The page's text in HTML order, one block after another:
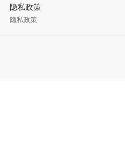
隐私政策
隐私政策